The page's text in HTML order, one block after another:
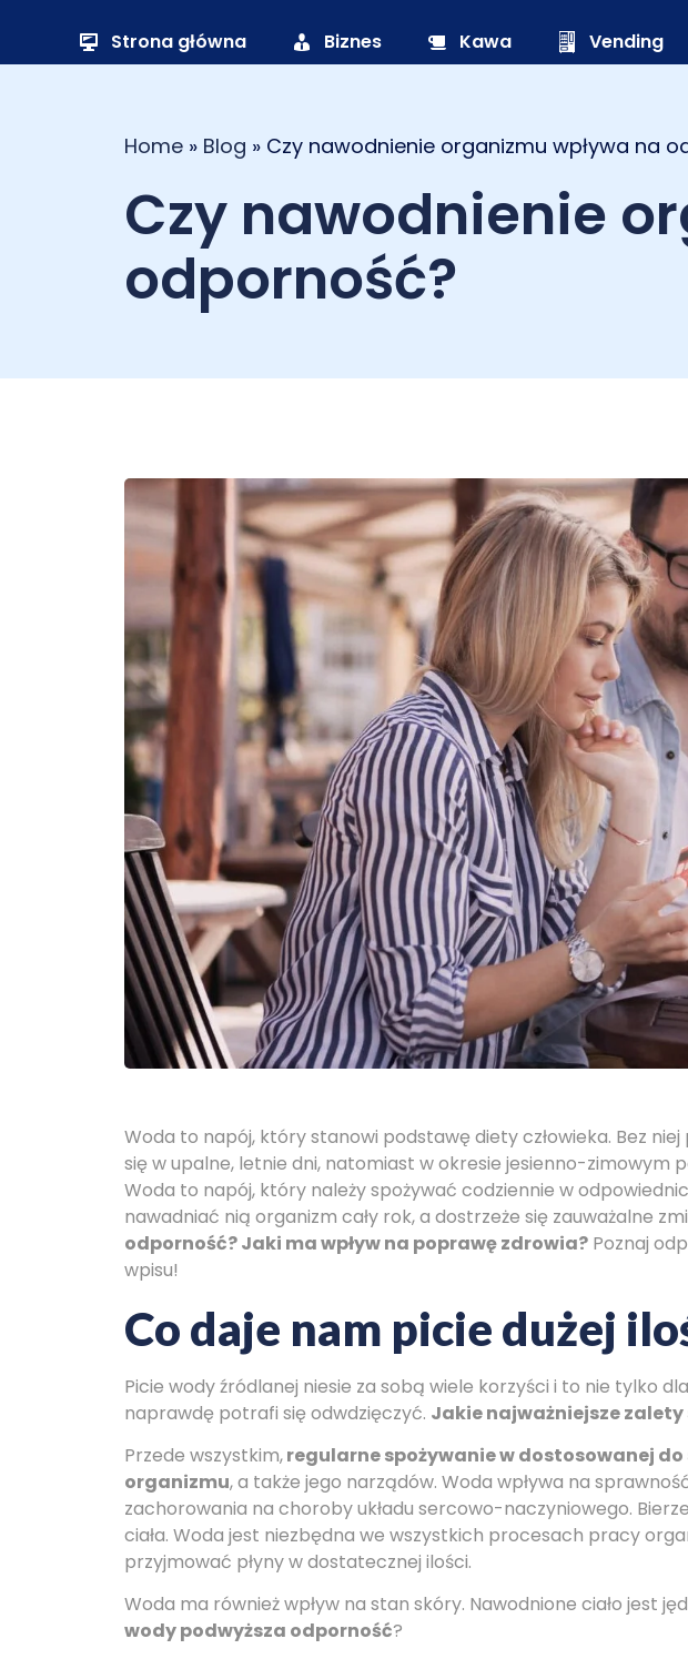
Strona główna Biznes Kawa Vending
Home » Blog » Czy nawodnienie organizmu wpływa na
Czy nawodnienie
odporność?
Woda to napój, który stanowi podstawę diety człowieka. Bez
się w upalne, letnie dni, natomiast w okresie jesienno-zimowym
Woda to napój, który należy spożywać codziennie w
nawadniać nią organizm cały rok, a dostrzeże się zauważalne
odporność? Jaki ma wpływ na poprawę zdrowia? Poznaj
wpisu!
Co daje nam picie dużej
Picie wody źródlanej niesie za sobą wiele korzyści i to nie tylko
naprawdę potrafi się odwdzięczyć. Jakie najważniejsze
Przede wszystkim,regularne spożywanie w dostosowanej
organizmu, a także jego narządów. Woda wpływa na
zachorowania na choroby układu sercowo-naczyniowego.
ciała. Woda jest niezbędna we wszystkich procesach pracy
przyjmować płyny w dostatecznej ilości.
Woda ma również wpływ na stan skóry. Nawodnione ciało jest
wody podwyższa odporność?